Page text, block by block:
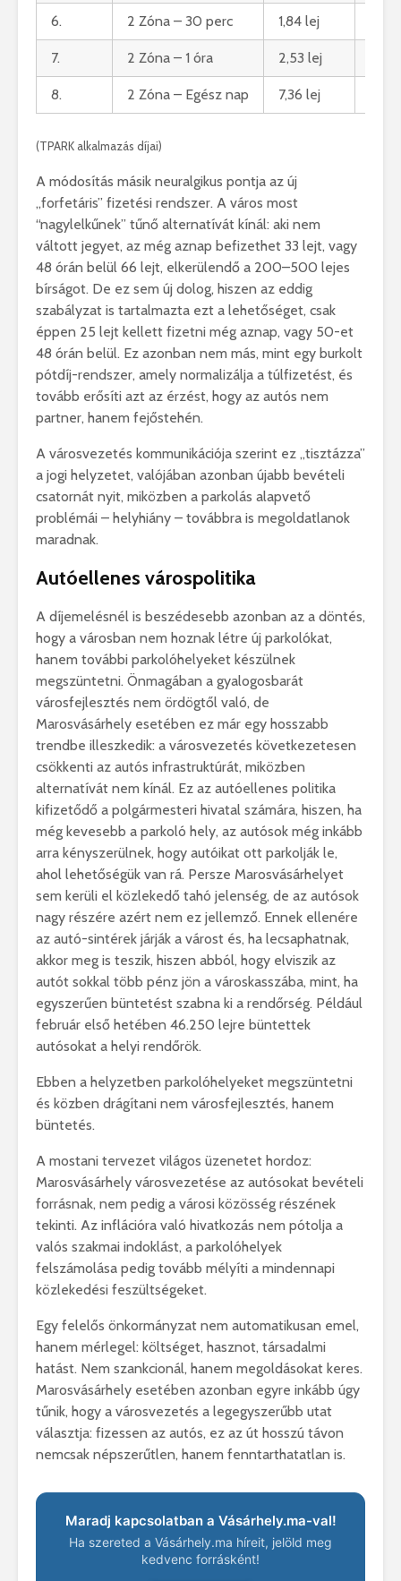
6. 2 Zóna – 30 perc 1,84 lej
7. 2 Zóna – 1 óra 2,53 lej
8. 2 Zóna – Egész nap 7,36 lej
(TPARK alkalmazás díjai)
A módosítás másik neuralgikus pontja az új
„forfetáris” fizetési rendszer. A város most
“nagylelkűnek” tűnő alternatívát kínál: aki nem
váltott jegyet, az még aznap befizethet 33 lejt, vagy
48 órán belül 66 lejt, elkerülendő a 200–500 lejes
bírságot. De ez sem új dolog, hiszen az eddig
szabályzat is tartalmazta ezt a lehetőséget, csak
éppen 25 lejt kellett fizetni még aznap, vagy 50-et
48 órán belül. Ez azonban nem más, mint egy burkolt
pótdíj-rendszer, amely normalizálja a túlfizetést, és
tovább erősíti azt az érzést, hogy az autós nem
partner, hanem fejőstehén.
A városvezetés kommunikációja szerint ez „tisztázza”
a jogi helyzetet, valójában azonban újabb bevételi
csatornát nyit, miközben a parkolás alapvető
problémái – helyhiány – továbbra is megoldatlanok
maradnak.
Autóellenes várospolitika
A díjemelésnél is beszédesebb azonban az a döntés,
hogy a városban nem hoznak létre új parkolókat,
hanem további parkolóhelyeket készülnek
megszüntetni. Önmagában a gyalogosbarát
városfejlesztés nem ördögtől való, de
Marosvásárhely esetében ez már egy hosszabb
trendbe illeszkedik: a városvezetés következetesen
csökkenti az autós infrastruktúrát, miközben
alternatívát nem kínál. Ez az autóellenes politika
kifizetődő a polgármesteri hivatal számára, hiszen, ha
még kevesebb a parkoló hely, az autósok még inkább
arra kényszerülnek, hogy autóikat ott parkolják le,
ahol lehetőségük van rá. Persze Marosvásárhelyet
sem kerüli el közlekedő tahó jelenség, de az autósok
nagy részére azért nem ez jellemző. Ennek ellenére
az autó-sintérek járják a várost és, ha lecsaphatnak,
akkor meg is teszik, hiszen abból, hogy elviszik az
autót sokkal több pénz jön a városkasszába, mint, ha
egyszerűen büntetést szabna ki a rendőrség. Például
február első hetében 46.250 lejre büntettek
autósokat a helyi rendőrök.
Ebben a helyzetben parkolóhelyeket megszüntetni
és közben drágítani nem városfejlesztés, hanem
büntetés.
A mostani tervezet világos üzenetet hordoz:
Marosvásárhely városvezetése az autósokat bevételi
forrásnak, nem pedig a városi közösség részének
tekinti. Az inflációra való hivatkozás nem pótolja a
valós szakmai indoklást, a parkolóhelyek
felszámolása pedig tovább mélyíti a mindennapi
közlekedési feszültségeket.
Egy felelős önkormányzat nem automatikusan emel,
hanem mérlegel: költséget, hasznot, társadalmi
hatást. Nem szankcionál, hanem megoldásokat keres.
Marosvásárhely esetében azonban egyre inkább úgy
tűnik, hogy a városvezetés a legegyszerűbb utat
választja: fizessen az autós, ez az út hosszú távon
nemcsak népszerűtlen, hanem fenntarthatatlan is.
Maradj kapcsolatban a Vásárhely.ma-val!
Ha szereted a Vásárhely.ma híreit, jelöld meg
kedvenc forrásként!